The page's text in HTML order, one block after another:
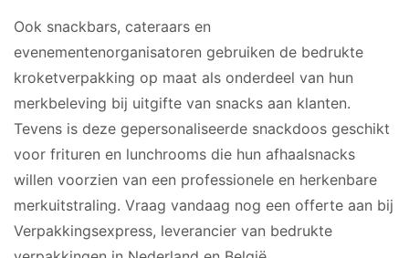
Ook snackbars, cateraars en
evenementenorganisatoren gebruiken de bedrukte
kroketverpakking op maat als onderdeel van hun
merkbeleving bij uitgifte van snacks aan klanten.
Tevens is deze gepersonaliseerde snackdoos geschikt
voor frituren en lunchrooms die hun afhaalsnacks
willen voorzien van een professionele en herkenbare
merkuitstraling. Vraag vandaag nog een offerte aan bij
Verpakkingsexpress, leverancier van bedrukte